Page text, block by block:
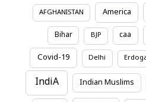
AFGHANISTAN America
Bihar BJP caa
Covid-19 Delhi
IndiA Indian Muslims